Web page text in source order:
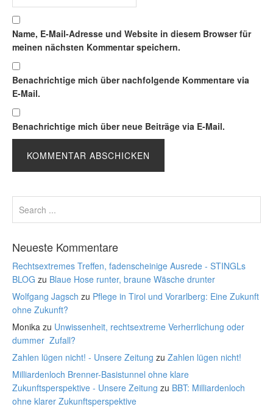
Name, E-Mail-Adresse und Website in diesem Browser für
meinen nächsten Kommentar speichern.
Benachrichtige mich über nachfolgende Kommentare via
E-Mail.
Benachrichtige mich über neue Beiträge via E-Mail.
Neueste Kommentare
Rechtsextremes Treffen, fadenscheinige Ausrede - STINGLs
BLOG zu Blaue Hose runter, braune Wäsche drunter
Wolfgang Jagsch zu Pflege in Tirol und Vorarlberg: Eine Zukunft
ohne Zukunft?
Monika zu Unwissenheit, rechtsextreme Verherrlichung oder
dummer Zufall?
Zahlen lügen nicht! - Unsere Zeitung zu Zahlen lügen nicht!
Milliardenloch Brenner-Basistunnel ohne klare
Zukunftsperspektive - Unsere Zeitung zu BBT: Milliardenloch
ohne klarer Zukunftsperspektive